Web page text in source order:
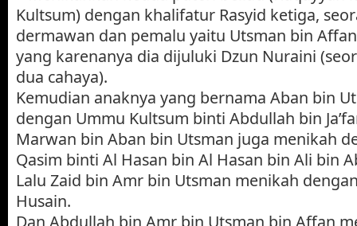
Kultsum) dengan khalifatur Rasyid ketiga,
dermawan dan pemalu yaitu Utsman bin
yang karenanya dia dijuluki Dzun Nuraini
dua cahaya).
Kemudian anaknya yang bernama Aban bin
dengan Ummu Kultsum binti Abdullah bin
Marwan bin Aban bin Utsman juga menikah
Qasim binti Al Hasan bin Al Hasan bin Ali bin
Lalu Zaid bin Amr bin Utsman menikah
Husain.
Dan Abdullah bin Amr bin Utsman bin Affan